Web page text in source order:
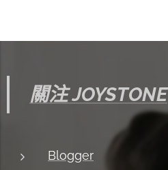
關注 JOYSTONE
Blogger